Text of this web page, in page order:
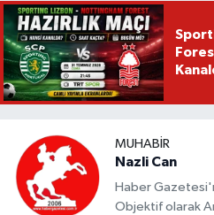
MUHABIR
Nazli Can
Haber
Objektif olarak